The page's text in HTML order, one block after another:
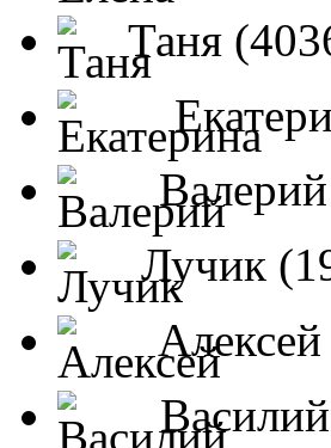
Таня
Лучик